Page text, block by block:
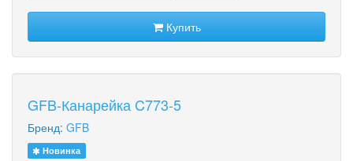
Купить
GFB-Канарейка C773-5
Бренд: GFB
Новинка